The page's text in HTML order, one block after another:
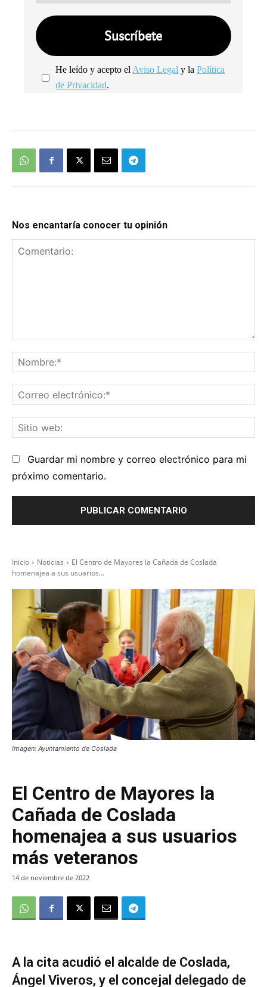
He leído y acepto el Aviso Legal y laPolítica
de Privacidad.
Nos encantaría conocer tu opinión
Guardar mi nombre y correo electrónico para mi
próximo comentario.